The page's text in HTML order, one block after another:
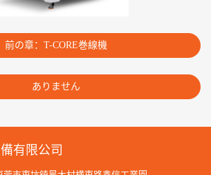
前の章：T-CORE巻線機
ありません
有限公司